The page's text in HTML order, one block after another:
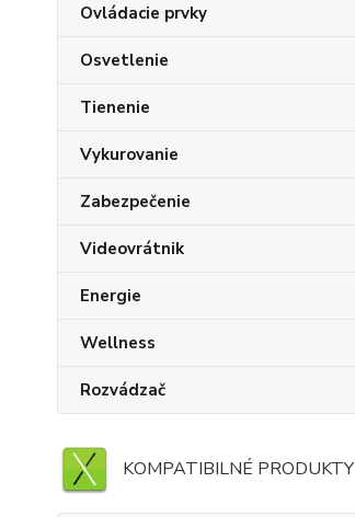
Ovládacie prvky
Osvetlenie
Tienenie
Vykurovanie
Zabezpečenie
Videovrátnik
Energie
Wellness
Rozvádzač
KOMPATIBILNÉ PRODUKTY